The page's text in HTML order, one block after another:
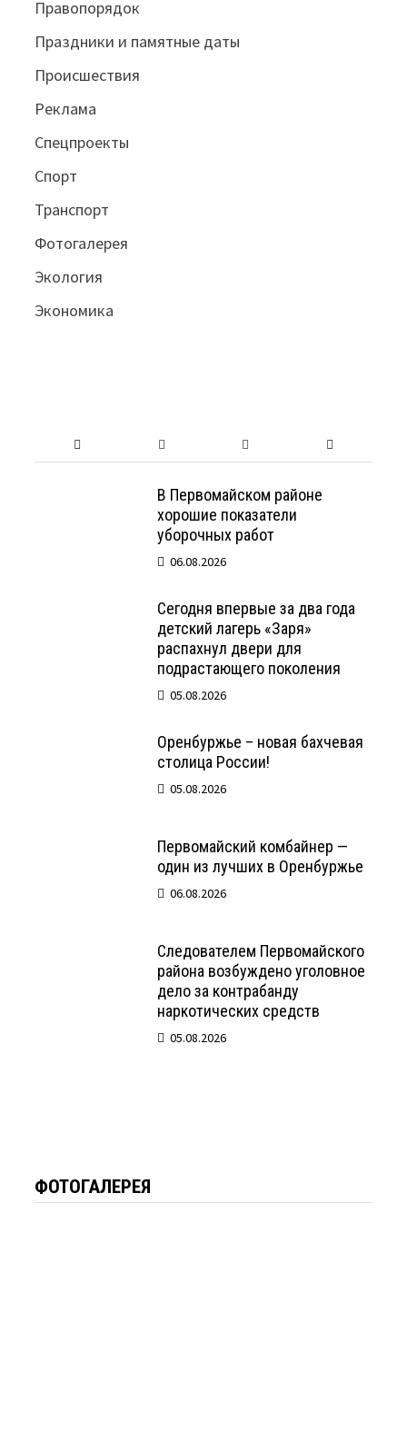
Правопорядок
Праздники и памятные даты
Происшествия
Реклама
Спецпроекты
Спорт
Транспорт
Фотогалерея
Экология
Экономика
В Первомайском районе
хорошие показатели
уборочных работ
06.08.2026
Сегодня впервые за два года
детский лагерь «Заря»
распахнул двери для
подрастающего поколения
05.08.2026
Оренбуржье – новая бахчевая
столица России!
05.08.2026
Первомайский комбайнер —
один из лучших в Оренбуржье
06.08.2026
Следователем Первомайского
района возбуждено уголовное
дело за контрабанду
наркотических средств
05.08.2026
ФОТОГАЛЕРЕЯ